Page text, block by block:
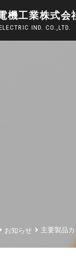
機工業株式会
IND. CO.,LTD.
お知らせ 主要製品